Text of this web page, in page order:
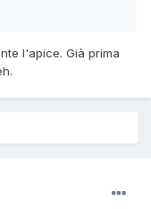
l'apice. Già prima